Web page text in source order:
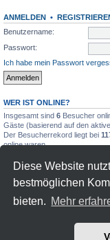
Diese Website
bestmöglichen
bieten. Mehr
ANMELDEN •
Benutzername:
Passwort:
Ich habe mein Passwort
WER IST ONLINE?
Insgesamt sind 6 Besucher
Gäste (basierend auf den
Der Besucherrekord liegt bei
online waren.
STATISTIK
Beiträge insgesamt7841 •
neuestes Mitglied:
Powered by